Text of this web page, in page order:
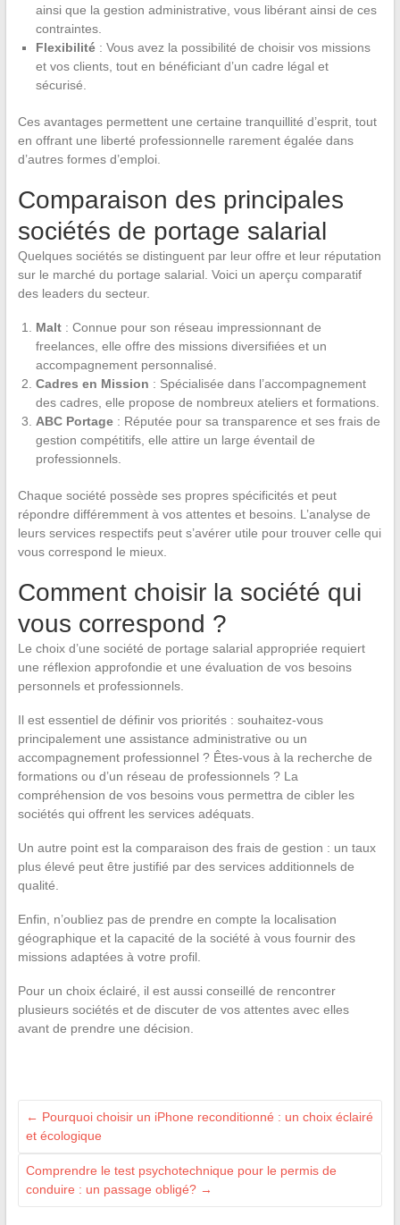
ainsi que la gestion administrative, vous libérant ainsi de ces
contraintes.
Flexibilité: Vous avez la possibilité de choisir vos missions
et vos clients, tout en bénéficiant d’un cadre légal et
sécurisé.
Ces avantages permettent une certaine tranquillité d’esprit, tout
en offrant une liberté professionnelle rarement égalée dans
d’autres formes d’emploi.
Comparaison des principales
sociétés de portage salarial
Quelques sociétés se distinguent par leur offre et leur réputation
sur le marché du portage salarial. Voici un aperçu comparatif
des leaders du secteur.
Malt: Connue pour son réseau impressionnant de
freelances, elle offre des missions diversifiées et un
accompagnement personnalisé.
Cadres en Mission : Spécialisée dans l’accompagnement
des cadres, elle propose de nombreux ateliers et formations.
ABC Portage: Réputée pour sa transparence et ses frais de
gestion compétitifs, elle attire un large éventail de
professionnels.
Chaque société possède ses propres spécificités et peut
répondre différemment à vos attentes et besoins. L’analyse de
leurs services respectifs peut s’avérer utile pour trouver celle qui
vous correspond le mieux.
Comment choisir la société qui
vous correspond ?
Le choix d’une société de portage salarial appropriée requiert
une réflexion approfondie et une évaluation de vos besoins
personnels et professionnels.
Il est essentiel de définir vos priorités : souhaitez-vous
principalement une assistance administrative ou un
accompagnement professionnel ? Êtes-vous à la recherche de
formations ou d’un réseau de professionnels ? La
compréhension de vos besoins vous permettra de cibler les
sociétés qui offrent les services adéquats.
Un autre point est la comparaison des frais de gestion : un taux
plus élevé peut être justifié par des services additionnels de
qualité.
Enfin, n’oubliez pas de prendre en compte la localisation
géographique et la capacité de la société à vous fournir des
missions adaptées à votre profil.
Pour un choix éclairé, il est aussi conseillé de rencontrer
plusieurs sociétés et de discuter de vos attentes avec elles
avant de prendre une décision.
← Pourquoi choisir un iPhone reconditionné : un choix éclairé
et écologique
Comprendre le test psychotechnique pour le permis de
conduire : un passage obligé? →